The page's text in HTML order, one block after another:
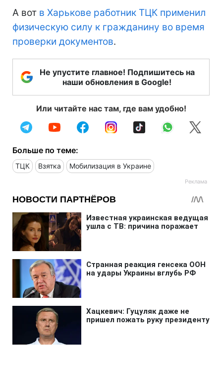
А вот в Харькове работник ТЦК применил
физическую силу к гражданину во время
проверки документов.
Не упустите главное! Подпишитесь на
наши обновления в Google!
Или читайте нас там, где вам удобно!
Больше по теме:
ТЦК Взятка Мобилизация в Украине